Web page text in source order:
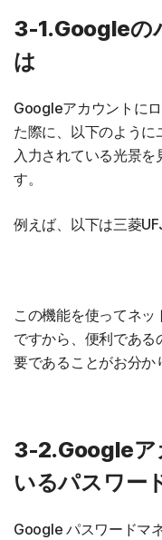
3-1.Googleの
は
Googleアカウントに
た際に、以下のよう
入力されている光景
す。
例えば、以下は三菱
この機能を使ってネ
ですから、便利であ
要であることがお分か
3-2.Googleア
いるパスワー
Google パスワードマ